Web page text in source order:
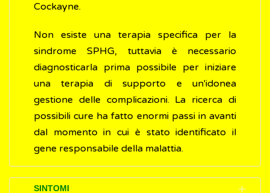
Cockayne.
Non esiste una terapia specifica per la
sindrome SPHG, tuttavia è necessario
diagnosticarla prima possibile per iniziare
una terapia di supporto e un'idonea
gestione delle complicazioni. La ricerca di
possibili cure ha fatto enormi passi in avanti
dal momento in cui è stato identificato il
gene responsabile della malattia.
SINTOMI